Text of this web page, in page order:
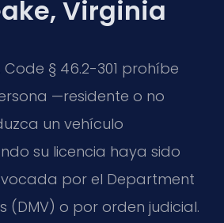
Virginia
Code § 46.2-301 prohíbe
—residente o no
un vehículo
su licencia haya sido
por el Department
(DMV) o por orden judicial.